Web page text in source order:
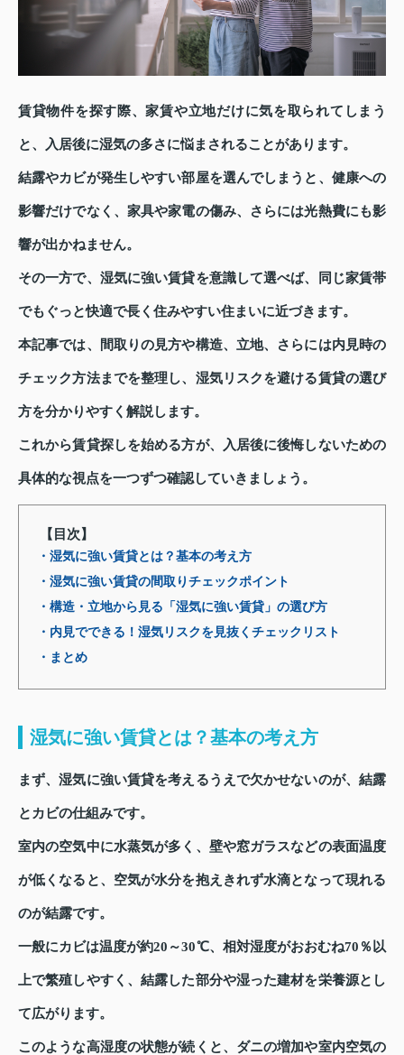
賃貸物件を探す際、家賃や立地だけに気を取られてしまう
と、入居後に湿気の多さに悩まされることがあります。
結露やカビが発生しやすい部屋を選んでしまうと、健康への
影響だけでなく、家具や家電の傷み、さらには光熱費にも影
響が出かねません。
その一方で、湿気に強い賃貸を意識して選べば、同じ家賃帯
でもぐっと快適で長く住みやすい住まいに近づきます。
本記事では、間取りの見方や構造、立地、さらには内見時の
チェック方法までを整理し、湿気リスクを避ける賃貸の選び
方を分かりやすく解説します。
これから賃貸探しを始める方が、入居後に後悔しないための
具体的な視点を一つずつ確認していきましょう。
【目次】
・湿気に強い賃貸とは？基本の考え方
・湿気に強い賃貸の間取りチェックポイント
・構造・立地から見る「湿気に強い賃貸」の選び方
・内見でできる！湿気リスクを見抜くチェックリスト
・まとめ
湿気に強い賃貸とは？基本の考え方
まず、湿気に強い賃貸を考えるうえで欠かせないのが、結露
とカビの仕組みです。
室内の空気中に水蒸気が多く、壁や窓ガラスなどの表面温度
が低くなると、空気が水分を抱えきれず水滴となって現れる
のが結露です。
一般にカビは温度が約20～30℃、相対湿度がおおむね70％以
上で繁殖しやすく、結露した部分や湿った建材を栄養源とし
て広がります。
このような高湿度の状態が続くと、ダニの増加や室内空気の